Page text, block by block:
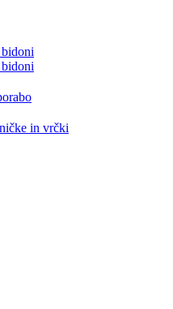
in vrčki